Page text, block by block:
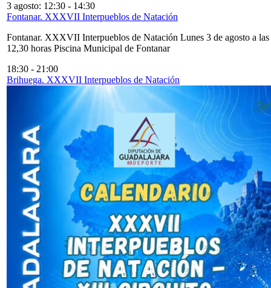
3 agosto: 12:30 - 14:30
Fontanar. XXXVII Interpueblos de Natación
Fontanar. XXXVII Interpueblos de Natación Lunes 3 de agosto a las
12,30 horas Piscina Municipal de Fontanar
18:30 - 21:00
Brihuega. XXXVII Interpueblos de Natación